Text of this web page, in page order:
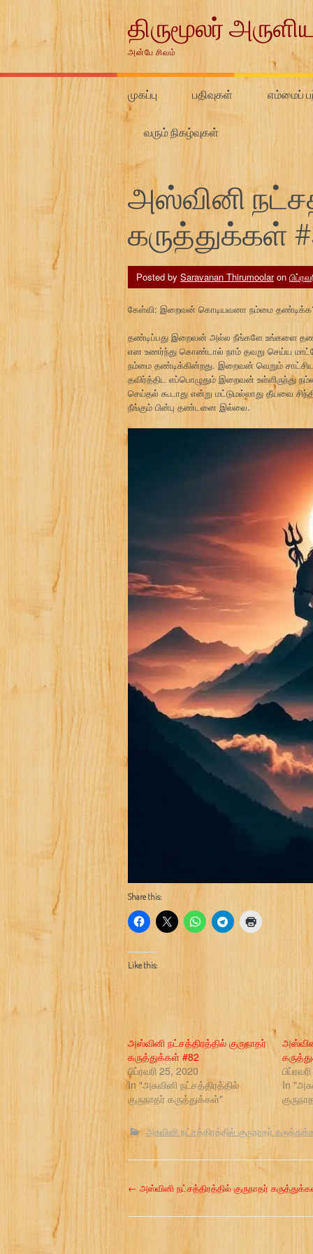
திருமூலர்
அன்பே சிவம்
முகப்பு பதிவுகள் எம்மைப்
வரும் நிகழ்வுகள்
அஸ்வினி
கருத்துக்கள்
Posted by Saravanan Thirumoolaron
கேள்வி: இறைவன் கொடியவனா நம்மை
தண்டிப்பது இறைவன் அல்ல நீங்களே உங்களை
என உணர்ந்து கொண்டால் நாம் தவறு செய்ய
நம்மை தண்டிக்கின்றது. இறைவன் வெறும்
தவிர்த்திட எப்பொழுதும் இறைவன் உள்ளிருந்து
செய்தல் கூடாது என்று மட்டுமல்லாது தீயவை
நீங்கும் பின்பு தண்டனை இல்லை.
Share this:
Like this:
அஸ்வினி நட்சத்திரத்தில் குருநாதர்
கருத்துக்கள் #82
பிப்ரவரி 25, 2020
In "அசுவினி நட்சத்திரத்தில்
குருநாதர் கருத்துக்கள்"
In
அசுவினி நட்சத்திரத்தில் குருநாதர்
P
o
← அஸ்வினி நட்சத்திரத்தில் குருநாதர்